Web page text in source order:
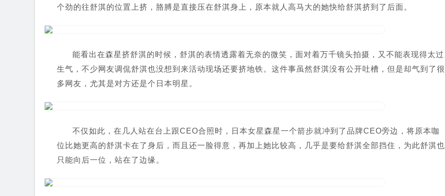
个劲的往舒淇的位置上挤，胳膊是直接压在舒淇身上，原本就人高马大的她快给舒淇挤到了后面。
能看出在森星挤舒淇的时候，舒淇的表情透露着无奈的微笑，面对着万千镜头拍摄，又不能表现得太过
生气，不少网友调侃舒淇也没想到来活动现场还要挤地铁。这件事虽然舒淇没有公开吐槽，但是却气到了很
多网友，尤其是对方还是个日本明星。
不仅如此，在几人站在台上跟CEO合照时，日本女星森星一个箭步就冲到了品牌CEO旁边，将原本咖
位比她更高的舒淇卡在了身后，而且还一脸得意，再加上她比较高，几乎是要给舒淇全部挡住，为此舒淇也
只能向后一位，站在了边缘。